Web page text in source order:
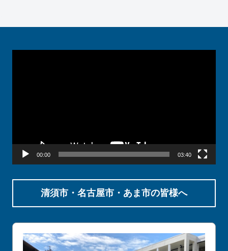
00:00 03:40
清須市・名古屋市・あま市の皆様へ